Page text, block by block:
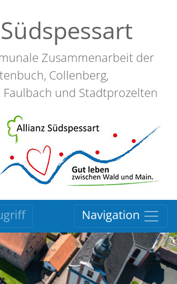
Zusammenarbeit der
Collenberg,
und Stadtprozelten
Navigation